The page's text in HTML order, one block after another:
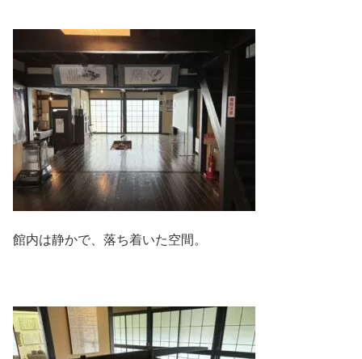
館内は静かで、落ち着いた空間。